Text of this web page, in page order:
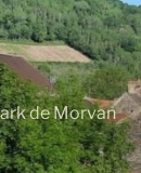
de Morvan